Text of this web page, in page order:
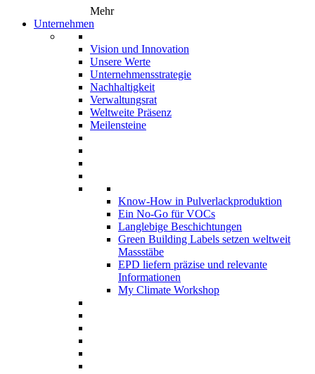
Mehr
Unternehmen
Vision und Innovation
Unsere Werte
Unternehmensstrategie
Nachhaltigkeit
Verwaltungsrat
Weltweite Präsenz
Meilensteine
Know-How in Pulverlackproduktion
Ein No-Go für VOCs
Langlebige Beschichtungen
Green Building Labels setzen weltweit
Massstäbe
EPD liefern präzise und relevante
Informationen
My Climate Workshop